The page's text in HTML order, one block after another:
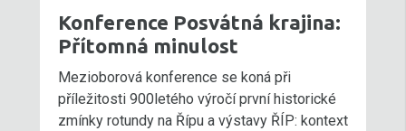
Konference Posvátná krajina:
Přítomná minulost
Mezioborová konference se koná při
příležitosti 900letého výročí první historické
zmínky rotundy na Řípu a výstavy ŘÍP: kontext